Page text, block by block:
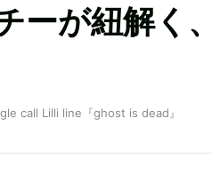
ーが紐解
call Lilli line『ghost is dead』